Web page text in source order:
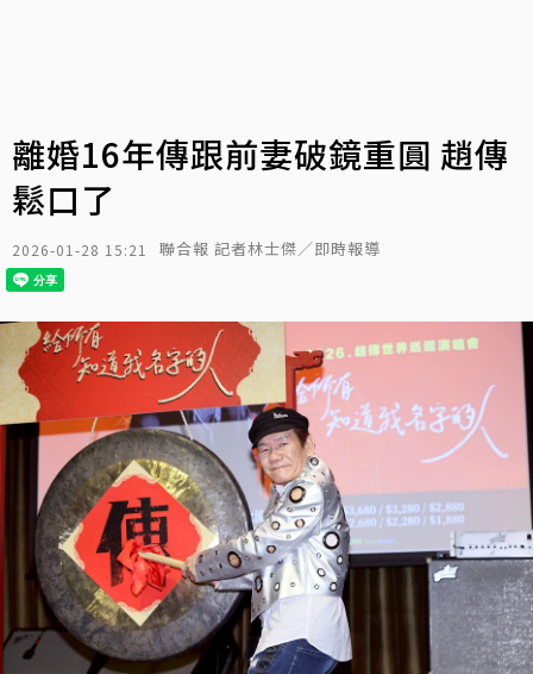
離婚16年傳跟前妻破鏡重圓 趙傳
鬆口了
2026-01-28 15:21 聯合報 記者林士傑／即時報導